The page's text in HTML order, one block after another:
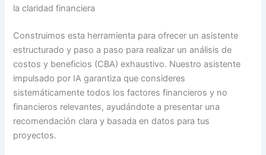
la claridad financiera
Construimos esta herramienta para ofrecer un asistente
estructurado y paso a paso para realizar un análisis de
costos y beneficios (CBA) exhaustivo. Nuestro asistente
impulsado por IA garantiza que consideres
sistemáticamente todos los factores financieros y no
financieros relevantes, ayudándote a presentar una
recomendación clara y basada en datos para tus
proyectos.